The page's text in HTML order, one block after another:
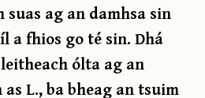
ag an damhsa sin
a fhios go té sin. Dhá
ólta ag an
L., ba bheag an tsuim